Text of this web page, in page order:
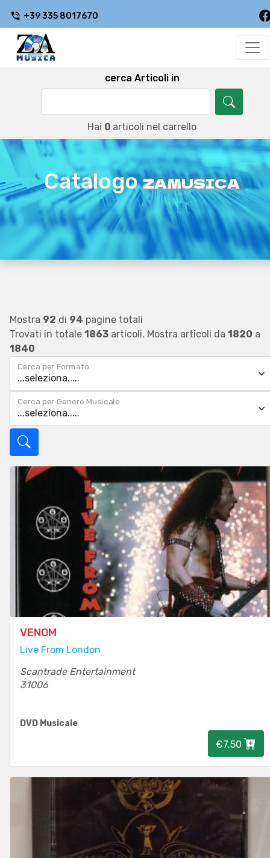
+39 335 8017670
cerca Articoli in
Hai 0 articoli nel carrello
CatalogoZAMUSICA
Mostra 92 di 94 pagine totali
Trovati in totale 1863 articoli. Mostra articoli da 1820 a
1840
Cerca per Formato
Cerca per Genere Musicale
VENOM
Live From London
Scantrade Entertainment
31006
DVD Musicale
€7.50